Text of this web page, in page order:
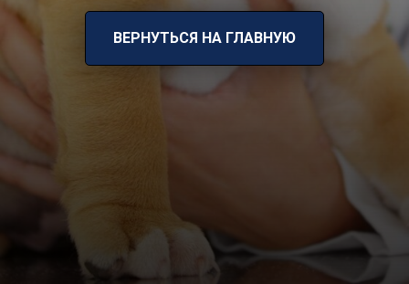
ВЕРНУТЬСЯ НА ГЛАВНУЮ